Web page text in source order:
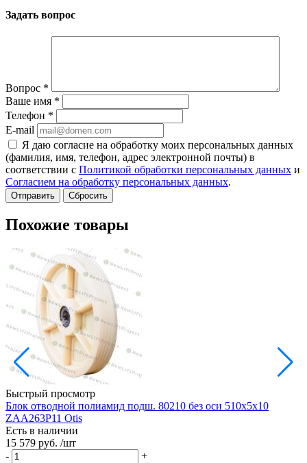
Задать вопрос
Вопрос *
Ваше имя *
Телефон *
E-mail
Я даю согласие на обработку моих персональных данных
(фамилия, имя, телефон, адрес электронной почты) в
соответствии с Политикой обработки персональных данных и
Согласием на обработку персональных данных.
Сбросить
Похожие товары
Быстрый просмотр
Блок отводной полиамид подш. 80210 без оси 510х5х10
ZAA263P11 Otis
Есть в наличии
15 579 руб. /шт
-
+